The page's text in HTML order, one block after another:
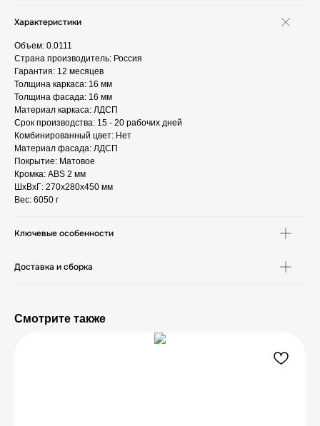
Характеристики
Объем: 0.0111
Страна производитель: Россия
Гарантия: 12 месяцев
Толщина каркаса: 16 мм
Толщина фасада: 16 мм
Материал каркаса: ЛДСП
Срок производства: 15 - 20 рабочих дней
Комбинированный цвет: Нет
Материал фасада: ЛДСП
Покрытие: Матовое
Кромка: ABS 2 мм
ШxВxГ: 270x280x450 мм
Вес: 6050 г
Ключевые особенности
Доставка и сборка
Смотрите также